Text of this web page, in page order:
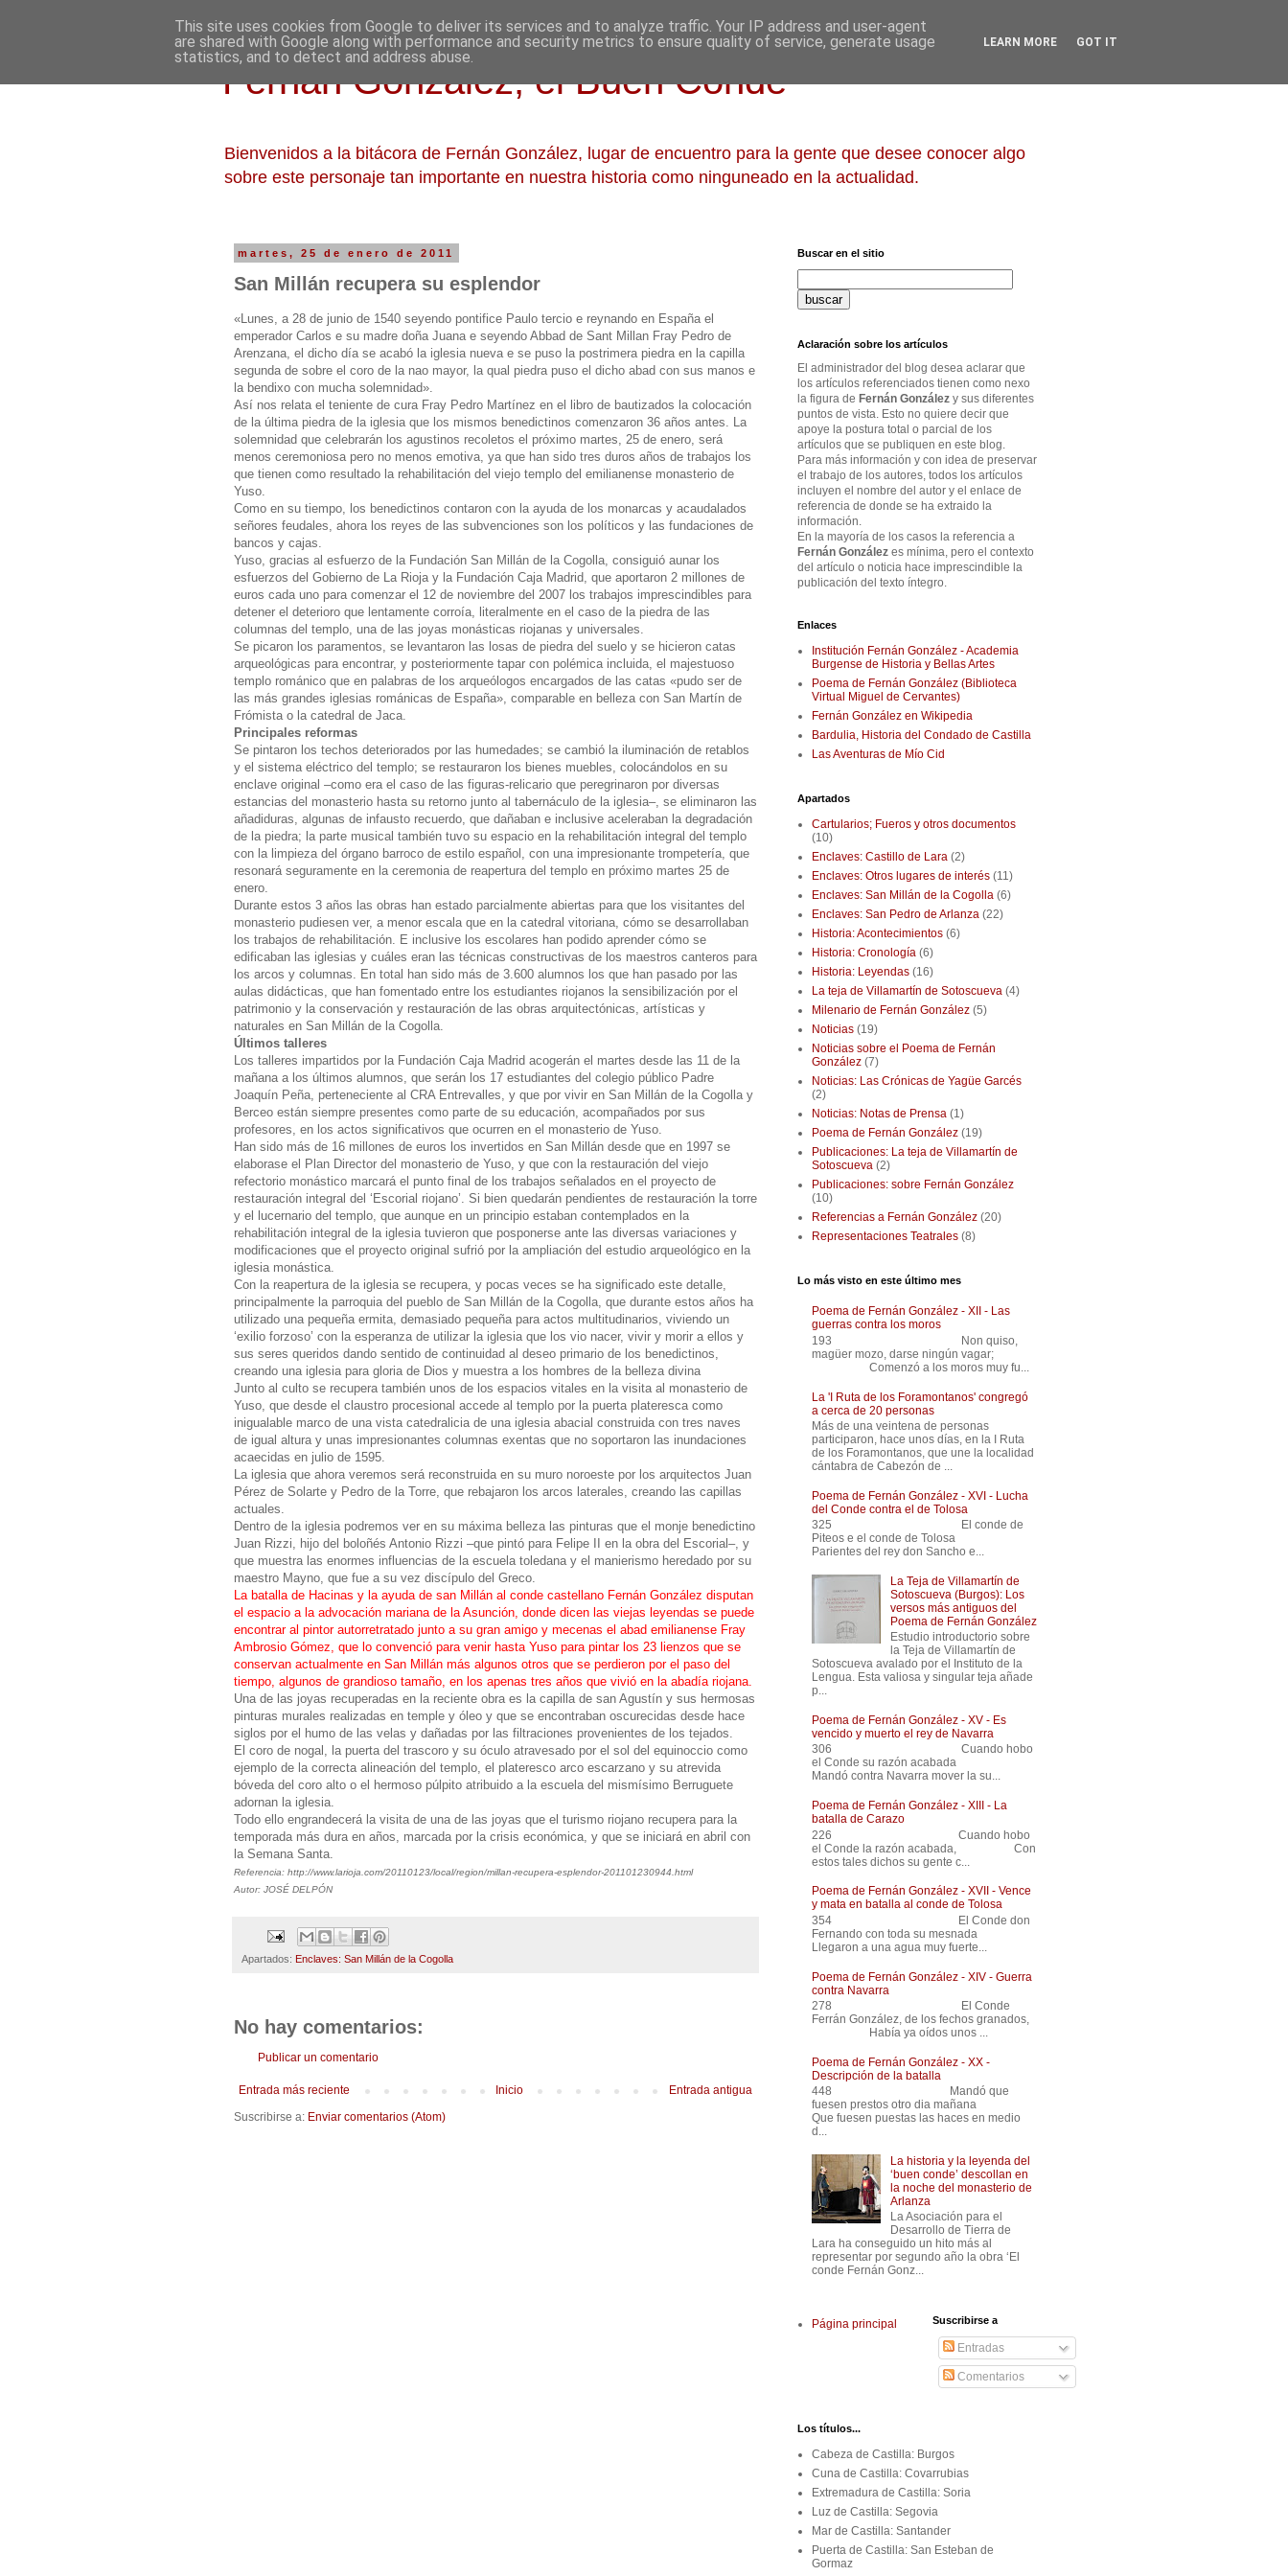
Fernán González, el Buen Conde
Bienvenidos a la bitácora de Fernán González, lugar de encuentro para la gente que desee conocer algo
sobre este personaje tan importante en nuestra historia como ninguneado en la actualidad.
martes, 25 de enero de 2011
San Millán recupera su esplendor
«Lunes, a 28 de junio de 1540 seyendo pontifice Paulo tercio e reynando en España el
emperador Carlos e su madre doña Juana e seyendo Abbad de Sant Millan Fray Pedro de
Arenzana, el dicho día se acabó la iglesia nueva e se puso la postrimera piedra en la capilla
segunda de sobre el coro de la nao mayor, la qual piedra puso el dicho abad con sus manos e
la bendixo con mucha solemnidad».
Así nos relata el teniente de cura Fray Pedro Martínez en el libro de bautizados la colocación
de la última piedra de la iglesia que los mismos benedictinos comenzaron 36 años antes. La
solemnidad que celebrarán los agustinos recoletos el próximo martes, 25 de enero, será
menos ceremoniosa pero no menos emotiva, ya que han sido tres duros años de trabajos los
que tienen como resultado la rehabilitación del viejo templo del emilianense monasterio de
Yuso.
Como en su tiempo, los benedictinos contaron con la ayuda de los monarcas y acaudalados
señores feudales, ahora los reyes de las subvenciones son los políticos y las fundaciones de
bancos y cajas.
Yuso, gracias al esfuerzo de la Fundación San Millán de la Cogolla, consiguió aunar los
esfuerzos del Gobierno de La Rioja y la Fundación Caja Madrid, que aportaron 2 millones de
euros cada uno para comenzar el 12 de noviembre del 2007 los trabajos imprescindibles para
detener el deterioro que lentamente corroía, literalmente en el caso de la piedra de las
columnas del templo, una de las joyas monásticas riojanas y universales.
Se picaron los paramentos, se levantaron las losas de piedra del suelo y se hicieron catas
arqueológicas para encontrar, y posteriormente tapar con polémica incluida, el majestuoso
templo románico que en palabras de los arqueólogos encargados de las catas «pudo ser de
las más grandes iglesias románicas de España», comparable en belleza con San Martín de
Frómista o la catedral de Jaca.
Principales reformas
Se pintaron los techos deteriorados por las humedades; se cambió la iluminación de retablos
y el sistema eléctrico del templo; se restauraron los bienes muebles, colocándolos en su
enclave original –como era el caso de las figuras-relicario que peregrinaron por diversas
estancias del monasterio hasta su retorno junto al tabernáculo de la iglesia–, se eliminaron las
añadiduras, algunas de infausto recuerdo, que dañaban e inclusive aceleraban la degradación
de la piedra; la parte musical también tuvo su espacio en la rehabilitación integral del templo
con la limpieza del órgano barroco de estilo español, con una impresionante trompetería, que
resonará seguramente en la ceremonia de reapertura del templo en próximo martes 25 de
enero.
Durante estos 3 años las obras han estado parcialmente abiertas para que los visitantes del
monasterio pudiesen ver, a menor escala que en la catedral vitoriana, cómo se desarrollaban
los trabajos de rehabilitación. E inclusive los escolares han podido aprender cómo se
edificaban las iglesias y cuáles eran las técnicas constructivas de los maestros canteros para
los arcos y columnas. En total han sido más de 3.600 alumnos los que han pasado por las
aulas didácticas, que han fomentado entre los estudiantes riojanos la sensibilización por el
patrimonio y la conservación y restauración de las obras arquitectónicas, artísticas y
naturales en San Millán de la Cogolla.
Últimos talleres
Los talleres impartidos por la Fundación Caja Madrid acogerán el martes desde las 11 de la
mañana a los últimos alumnos, que serán los 17 estudiantes del colegio público Padre
Joaquín Peña, perteneciente al CRA Entrevalles, y que por vivir en San Millán de la Cogolla y
Berceo están siempre presentes como parte de su educación, acompañados por sus
profesores, en los actos significativos que ocurren en el monasterio de Yuso.
Han sido más de 16 millones de euros los invertidos en San Millán desde que en 1997 se
elaborase el Plan Director del monasterio de Yuso, y que con la restauración del viejo
refectorio monástico marcará el punto final de los trabajos señalados en el proyecto de
restauración integral del ‘Escorial riojano’. Si bien quedarán pendientes de restauración la torre
y el lucernario del templo, que aunque en un principio estaban contemplados en la
rehabilitación integral de la iglesia tuvieron que posponerse ante las diversas variaciones y
modificaciones que el proyecto original sufrió por la ampliación del estudio arqueológico en la
iglesia monástica.
Con la reapertura de la iglesia se recupera, y pocas veces se ha significado este detalle,
principalmente la parroquia del pueblo de San Millán de la Cogolla, que durante estos años ha
utilizado una pequeña ermita, demasiado pequeña para actos multitudinarios, viviendo un
‘exilio forzoso’ con la esperanza de utilizar la iglesia que los vio nacer, vivir y morir a ellos y
sus seres queridos dando sentido de continuidad al deseo primario de los benedictinos,
creando una iglesia para gloria de Dios y muestra a los hombres de la belleza divina
Junto al culto se recupera también unos de los espacios vitales en la visita al monasterio de
Yuso, que desde el claustro procesional accede al templo por la puerta plateresca como
inigualable marco de una vista catedralicia de una iglesia abacial construida con tres naves
de igual altura y unas impresionantes columnas exentas que no soportaron las inundaciones
acaecidas en julio de 1595.
La iglesia que ahora veremos será reconstruida en su muro noroeste por los arquitectos Juan
Pérez de Solarte y Pedro de la Torre, que rebajaron los arcos laterales, creando las capillas
actuales.
Dentro de la iglesia podremos ver en su máxima belleza las pinturas que el monje benedictino
Juan Rizzi, hijo del boloñés Antonio Rizzi –que pintó para Felipe II en la obra del Escorial–, y
que muestra las enormes influencias de la escuela toledana y el manierismo heredado por su
maestro Mayno, que fue a su vez discípulo del Greco.
La batalla de Hacinas y la ayuda de san Millán al conde castellano Fernán González disputan
el espacio a la advocación mariana de la Asunción, donde dicen las viejas leyendas se puede
encontrar al pintor autorretratado junto a su gran amigo y mecenas el abad emilianense Fray
Ambrosio Gómez, que lo convenció para venir hasta Yuso para pintar los 23 lienzos que se
conservan actualmente en San Millán más algunos otros que se perdieron por el paso del
tiempo, algunos de grandioso tamaño, en los apenas tres años que vivió en la abadía riojana.
Una de las joyas recuperadas en la reciente obra es la capilla de san Agustín y sus hermosas
pinturas murales realizadas en temple y óleo y que se encontraban oscurecidas desde hace
siglos por el humo de las velas y dañadas por las filtraciones provenientes de los tejados.
El coro de nogal, la puerta del trascoro y su óculo atravesado por el sol del equinoccio como
ejemplo de la correcta alineación del templo, el plateresco arco escarzano y su atrevida
bóveda del coro alto o el hermoso púlpito atribuido a la escuela del mismísimo Berruguete
adornan la iglesia.
Todo ello engrandecerá la visita de una de las joyas que el turismo riojano recupera para la
temporada más dura en años, marcada por la crisis económica, y que se iniciará en abril con
la Semana Santa.
Referencia: http://www.larioja.com/20110123/local/region/millan-recupera-esplendor-201101230944.html
Autor: JOSÉ DELPÓN
Apartados: Enclaves: San Millán de la Cogolla
No hay comentarios:
Publicar un comentario
Entrada más reciente Entrada antigua
Inicio
Suscribirse a: Enviar comentarios (Atom)
Buscar en el sitio
Aclaración sobre los artículos
El administrador del blog desea aclarar que
los artículos referenciados tienen como nexo
la figura de Fernán González y sus diferentes
puntos de vista. Esto no quiere decir que
apoye la postura total o parcial de los
artículos que se publiquen en este blog.
Para más información y con idea de preservar
el trabajo de los autores, todos los artículos
incluyen el nombre del autor y el enlace de
referencia de donde se ha extraido la
información.
En la mayoría de los casos la referencia a
Fernán González es mínima, pero el contexto
del artículo o noticia hace imprescindible la
publicación del texto íntegro.
Enlaces
Institución Fernán González - Academia
Burgense de Historia y Bellas Artes
Poema de Fernán González (Biblioteca
Virtual Miguel de Cervantes)
Fernán González en Wikipedia
Bardulia, Historia del Condado de Castilla
Las Aventuras de Mío Cid
Apartados
Cartularios; Fueros y otros documentos
(10)
Enclaves: Castillo de Lara (2)
Enclaves: Otros lugares de interés (11)
Enclaves: San Millán de la Cogolla (6)
Enclaves: San Pedro de Arlanza (22)
Historia: Acontecimientos (6)
Historia: Cronología (6)
Historia: Leyendas (16)
La teja de Villamartín de Sotoscueva (4)
Milenario de Fernán González (5)
Noticias (19)
Noticias sobre el Poema de Fernán
González (7)
Noticias: Las Crónicas de Yagüe Garcés
(2)
Noticias: Notas de Prensa (1)
Poema de Fernán González (19)
Publicaciones: La teja de Villamartín de
Sotoscueva (2)
Publicaciones: sobre Fernán González
(10)
Referencias a Fernán González (20)
Representaciones Teatrales (8)
Lo más visto en este último mes
Poema de Fernán González - XII - Las
guerras contra los moros
193 Non quiso,
magüer mozo, darse ningún vagar;
Comenzó a los moros muy fu...
La 'I Ruta de los Foramontanos' congregó
a cerca de 20 personas
Más de una veintena de personas
participaron, hace unos días, en la I Ruta
de los Foramontanos, que une la localidad
cántabra de Cabezón de ...
Poema de Fernán González - XVI - Lucha
del Conde contra el de Tolosa
325 El conde de
Piteos e el conde de Tolosa
Parientes del rey don Sancho e...
La Teja de Villamartín de
Sotoscueva (Burgos): Los
versos más antiguos del
Poema de Fernán González
Estudio introductorio sobre
la Teja de Villamartín de
Sotoscueva avalado por el Instituto de la
Lengua. Esta valiosa y singular teja añade
p...
Poema de Fernán González - XV - Es
vencido y muerto el rey de Navarra
306 Cuando hobo
el Conde su razón acabada
Mandó contra Navarra mover la su...
Poema de Fernán González - XIII - La
batalla de Carazo
226 Cuando hobo
el Conde la razón acabada, Con
estos tales dichos su gente c...
Poema de Fernán González - XVII - Vence
y mata en batalla al conde de Tolosa
354 El Conde don
Fernando con toda su mesnada
Llegaron a una agua muy fuerte...
Poema de Fernán González - XIV - Guerra
contra Navarra
278 El Conde
Ferrán González, de los fechos granados,
Había ya oídos unos ...
Poema de Fernán González - XX -
Descripción de la batalla
448 Mandó que
fuesen prestos otro dia mañana
Que fuesen puestas las haces en medio
d...
La historia y la leyenda del
‘buen conde’ descollan en
la noche del monasterio de
Arlanza
La Asociación para el
Desarrollo de Tierra de
Lara ha conseguido un hito más al
representar por segundo año la obra ‘El
conde Fernán Gonz...
Página principal Suscribirse a
Entradas
Comentarios
Los títulos...
Cabeza de Castilla: Burgos
Cuna de Castilla: Covarrubias
Extremadura de Castilla: Soria
Luz de Castilla: Segovia
Mar de Castilla: Santander
Puerta de Castilla: San Esteban de
Gormaz
This site uses cookies from Google to deliver its services and to analyze traffic. Your IP address and user-agent
are shared with Google along with performance and security metrics to ensure quality of service, generate usage
statistics, and to detect and address abuse.
LEARN MORE GOT IT